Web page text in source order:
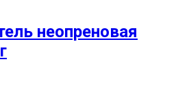
неопреновая